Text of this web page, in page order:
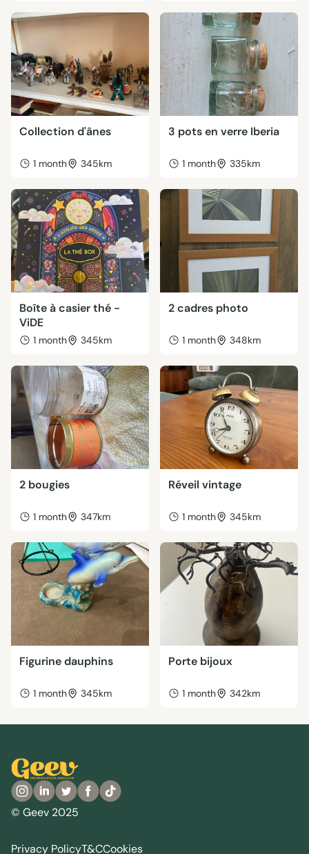
Collection d'ânes
1 month 345km
3 pots en verre Iberia
1 month 335km
Boîte à casier thé -
ViDE
1 month 345km
2 cadres photo
1 month 348km
2 bougies
1 month 347km
Réveil vintage
1 month 345km
Figurine dauphins
1 month 345km
Porte bijoux
1 month 342km
© Geev 2025
Privacy PolicyT&CCookies